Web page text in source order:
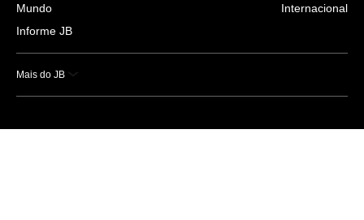
Mundo
Informe JB
Internacional
Mais do JB
Esportes